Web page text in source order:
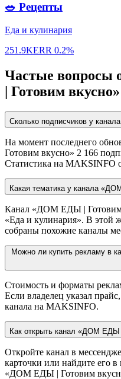
🥗 Рецепты
Еда и кулинария
251.9KERR 0.2%
Частые
| Готовим вкусно»
Сколько подписчиков у
На момент последнего
Готовим вкусно» 2 166
Статистика на MAKSINFO
Какая тематика у канала
Канал «ДОМ ЕДЫ | Готовим
«Еда и кулинария». В этой
собраны похожие каналы
Можно ли купить рекламу в
Стоимость и форматы
Если владелец указал
канала на MAKSINFO.
Как открыть канал «ДОМ ЕДЫ
Откройте канал в
карточки или найдите его
«ДОМ ЕДЫ | Готовим